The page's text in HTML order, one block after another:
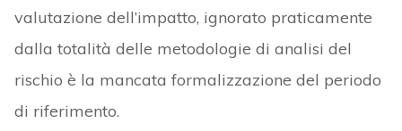
valutazione dell’impatto, ignorato praticamente
dalla totalità delle metodologie di analisi del
rischio è la mancata formalizzazione del periodo
di riferimento.